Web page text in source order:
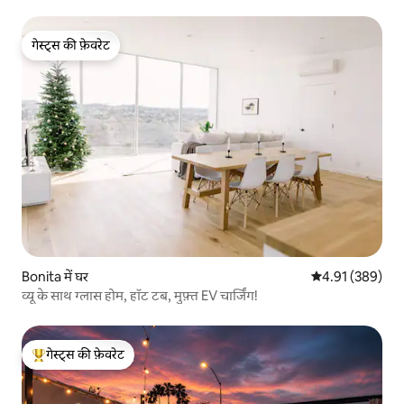
गेस्ट्स की फ़ेवरेट
गेस्ट्स की फ़ेवरेट
Bonita में घर औसत रेटिंग 5 में से
4.91 (389)
व्यू के साथ ग्लास होम, हॉट टब, मुफ़्त EV चार्जिंग!
गेस्ट्स का टॉप फ़ेवरेट
गेस्ट्स की फ़ेवरेट